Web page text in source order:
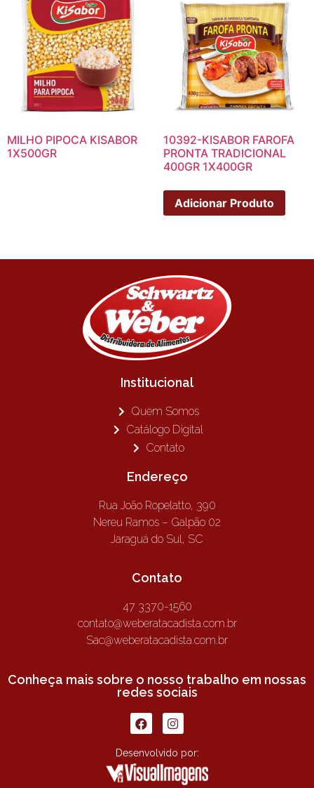
MILHO PIPOCA KISABOR
1X500GR
10392-KISABOR FAROFA
PRONTA TRADICIONAL
400GR 1X400GR
Adicionar Produto
Institucional
Quem Somos
Catálogo Digital
Contato
Endereço
Rua João Ropelatto, 390
Nereu Ramos – Galpão 02
Jaraguá do Sul, SC
Contato
47 3370-1560
contato@weberatacadista.com.br
Sac@weberatacadista.com.br
Conheça mais sobre o nosso trabalho em nossas
redes sociais
Desenvolvido por: